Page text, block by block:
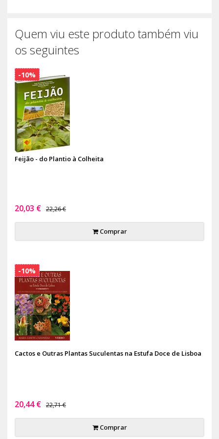
Quem viu este produto também viu
os seguintes
Feijão - do Plantio à Colheita
20,03 € 22,26 €
Comprar
-10%
Cactos e Outras Plantas Suculentas na Estufa Doce de Lisboa
20,44 € 22,71 €
Comprar
-10%